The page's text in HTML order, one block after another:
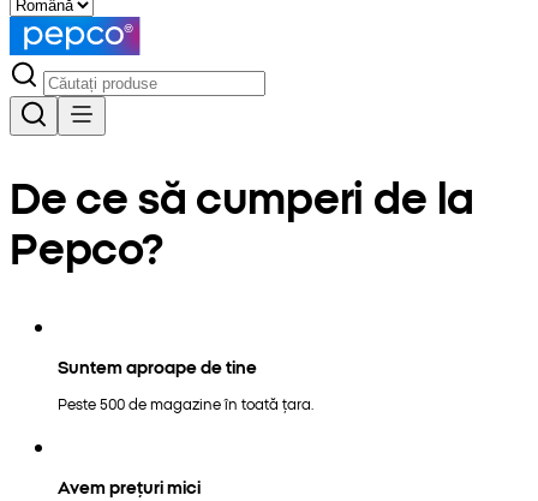
De ce să cumperi de la
Pepco?
Suntem aproape de tine
Peste 500 de magazine în toată țara.
Avem prețuri mici